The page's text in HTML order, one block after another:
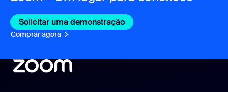
Solicitar uma demonstração
Comprar agora